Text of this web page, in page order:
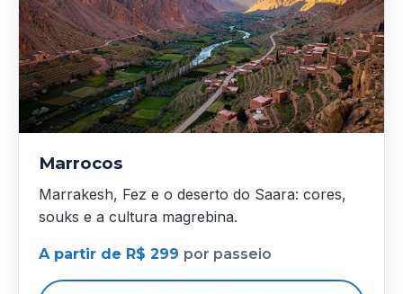
Marrocos
Marrakesh, Fez e o deserto do Saara: cores,
souks e a cultura magrebina.
A partir de R$ 299 por passeio